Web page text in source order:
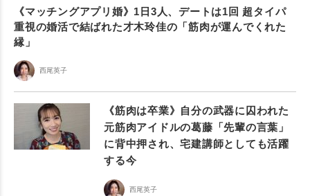
《マッチングアプリ婚》1日3人、デートは1回 超タイパ
重視の婚活で結ばれた才木玲佳の「筋肉が運んでくれた
縁」
西尾英子
《筋肉は卒業》自分の武器に囚われた
元筋肉アイドルの葛藤「先輩の言葉」
に背中押され、宅建講師としても活躍
する今
西尾英子